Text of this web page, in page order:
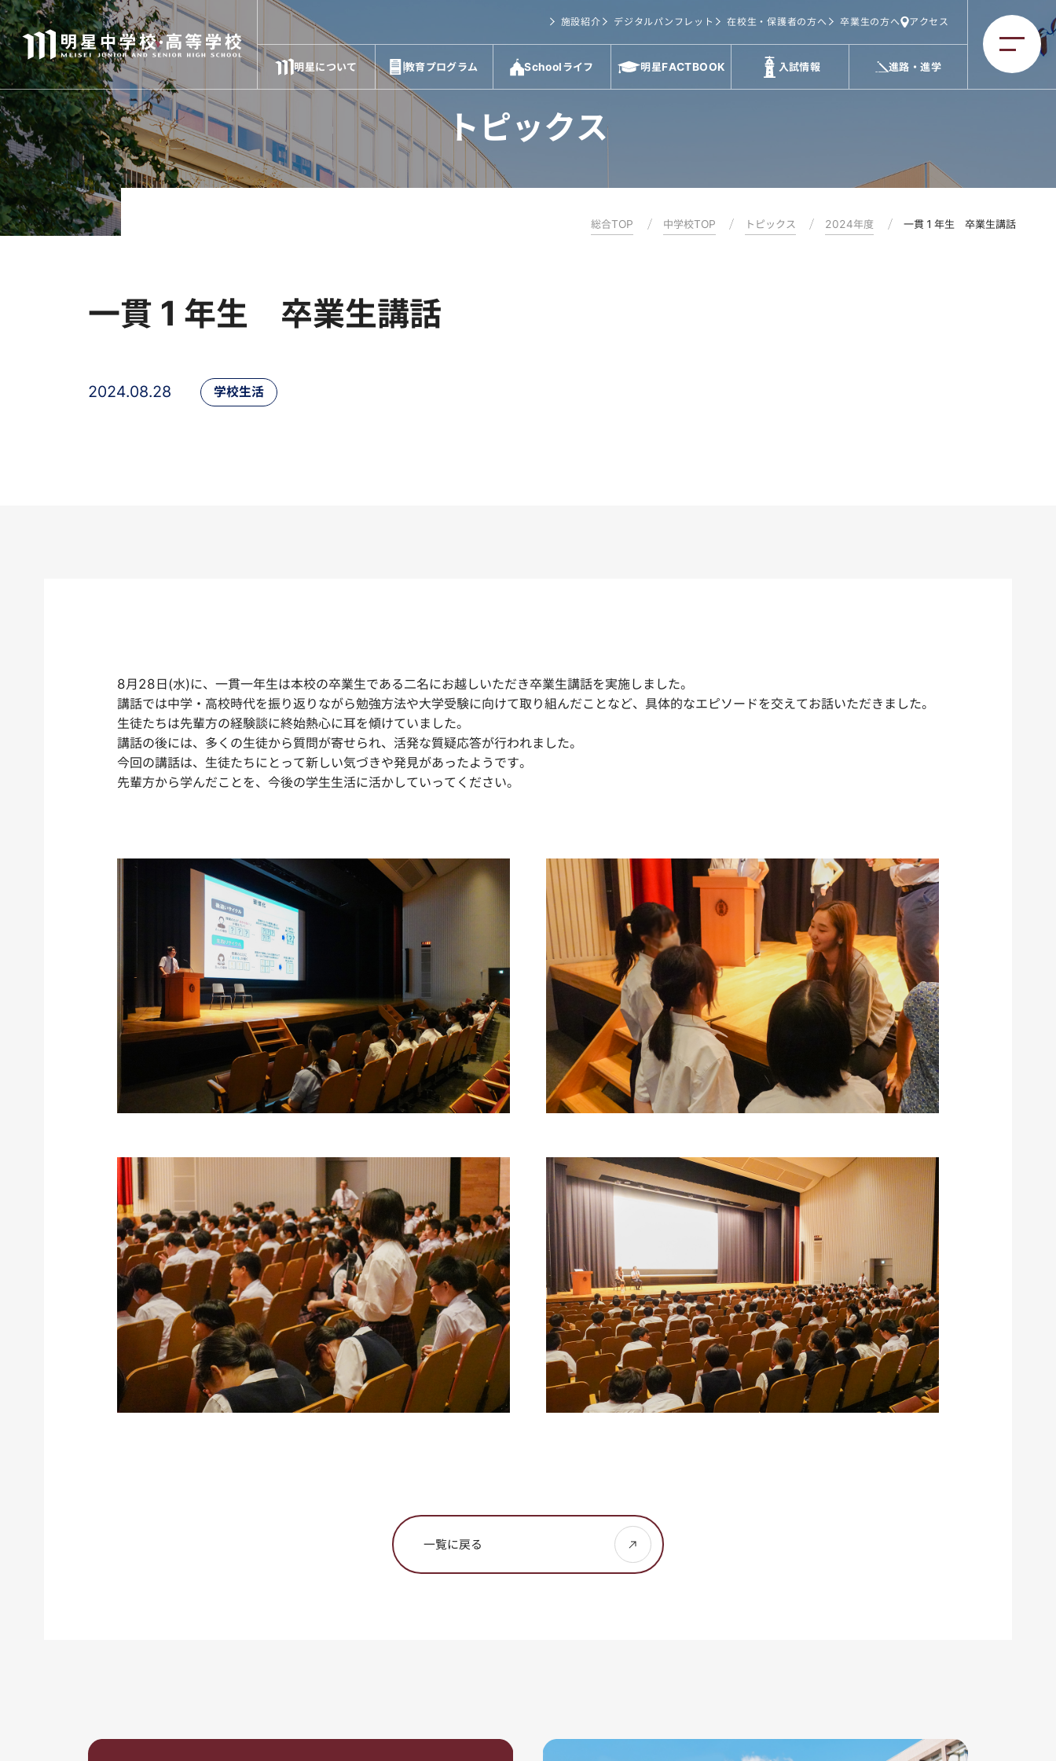
施設紹介 デジタルパンフレット 在校生・保護者の方へ 卒業生の方へ アクセス
明星について 教育プログラム Schoolライフ 明星FACTBOOK 入試情報 進路・進学
トピックス
総合TOP 中学校TOP トピックス 2024年度 一貫１年生 卒業生講話
一貫１年生 卒業生講話
2024.08.28 学校生活
8月28日(水)に、一貫一年生は本校の卒業生である二名にお越しいただき卒業生講話を実施しました。
講話では中学・高校時代を振り返りながら勉強方法や大学受験に向けて取り組んだことなど、具体的なエピソードを交えてお話いただきました。
生徒たちは先輩方の経験談に終始熱心に耳を傾けていました。
講話の後には、多くの生徒から質問が寄せられ、活発な質疑応答が行われました。
今回の講話は、生徒たちにとって新しい気づきや発見があったようです。
先輩方から学んだことを、今後の学生生活に活かしていってください。
一覧に戻る